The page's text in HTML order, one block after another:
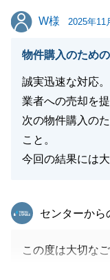
W様
W様 2025年11
物件購入のため
誠実迅速な対応。
業者への売却を
次の物件購入の
こと。
今回の結果には
東急リバブル
センターから
この度は大切な